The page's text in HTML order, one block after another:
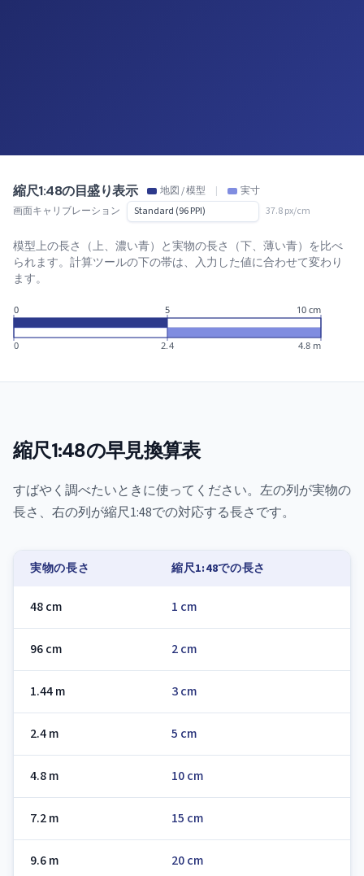
縮尺1:48の目盛り表示 地図 / 模型 |
実寸
画面キャリブレーション
37.8 px/cm
模型上の長さ（上、濃い青）と実物の長さ（下、薄い青）を比べ
られます。計算ツールの下の帯は、入力した値に合わせて変わり
ます。
0
0
5
2.4
10 cm
4.8 m
縮尺1:48の早見換算表
すばやく調べたいときに使ってください。左の列が実物の
長さ、右の列が縮尺1:48での対応する長さです。
実物の長さ 縮尺1:48での長さ
48 cm 1 cm
96 cm 2 cm
1.44 m 3 cm
2.4 m 5 cm
4.8 m 10 cm
7.2 m 15 cm
9.6 m 20 cm